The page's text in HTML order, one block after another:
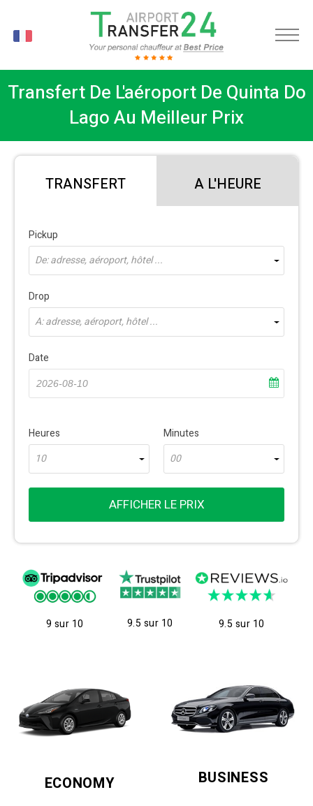
Transfert De L'aéroport De Quinta Do
Lago Au Meilleur Prix
TRANSFERT A L'HEURE
Pickup
De: adresse, aéroport, hôtel ...
Drop
À: adresse, aéroport, hôtel ...
Date
Heures
10
Minutes
00
AFFICHER LE PRIX
9 sur 10 9.5 sur 10 9.5 sur 10
ECONOMY BUSINESS